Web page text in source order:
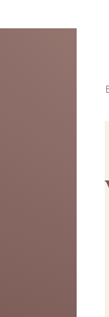
ACHETER
DE